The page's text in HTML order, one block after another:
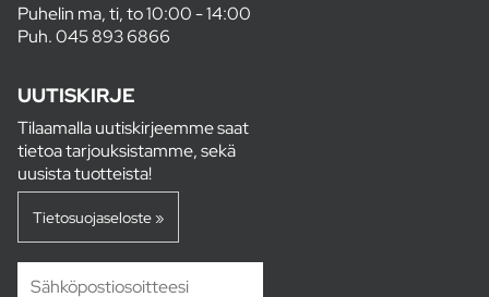
Puhelin ma, ti, to 10:00 - 14:00
Puh.045 893 6866
UUTISKIRJE
Tilaamalla uutiskirjeemme saat
tietoa tarjouksistamme, sekä
uusista tuotteista!
Tietosuojaseloste »